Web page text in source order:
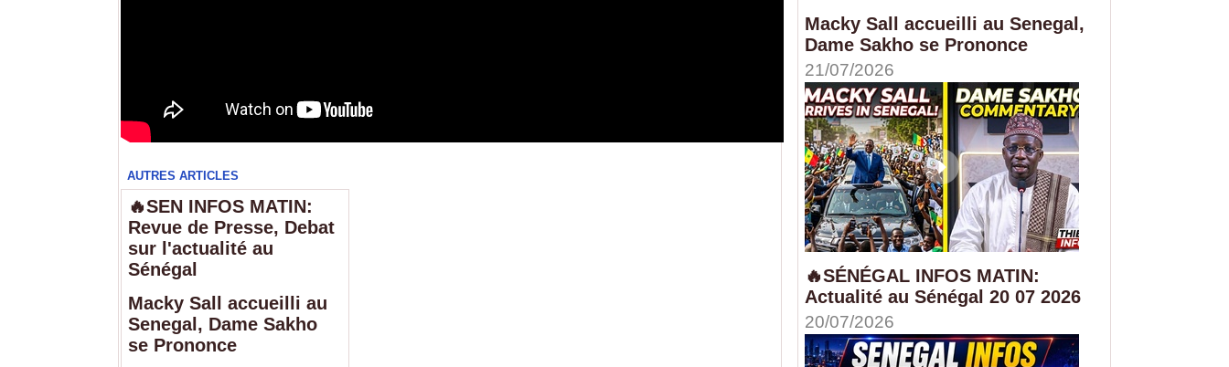
AUTRES ARTICLES
🔥SEN INFOS MATIN:
Revue de Presse, Debat
sur l'actualité au
Sénégal
Macky Sall accueilli au
Senegal, Dame Sakho
se Prononce
Macky Sall accueilli au Senegal,
Dame Sakho se Prononce
21/07/2026
🔥SÉNÉGAL INFOS MATIN:
Actualité au Sénégal 20 07 2026
20/07/2026